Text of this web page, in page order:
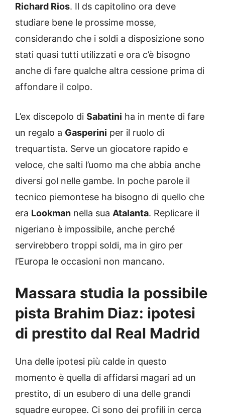
Richard Rios. Il ds capitolino ora deve
studiare bene le prossime mosse,
considerando che i soldi a disposizione sono
stati quasi tutti utilizzati e ora c’è bisogno
anche di fare qualche altra cessione prima di
affondare il colpo.
L’ex discepolo di Sabatini ha in mente di fare
un regalo a Gasperini per il ruolo di
trequartista. Serve un giocatore rapido e
veloce, che salti l’uomo ma che abbia anche
diversi gol nelle gambe. In poche parole il
tecnico piemontese ha bisogno di quello che
era Lookman nella sua Atalanta. Replicare il
nigeriano è impossibile, anche perché
servirebbero troppi soldi, ma in giro per
l’Europa le occasioni non mancano.
Massara studia la possibile
pista Brahim Diaz: ipotesi
di prestito dal Real Madrid
Una delle ipotesi più calde in questo
momento è quella di affidarsi magari ad un
prestito, di un esubero di una delle grandi
squadre europee. Ci sono dei profili in cerca